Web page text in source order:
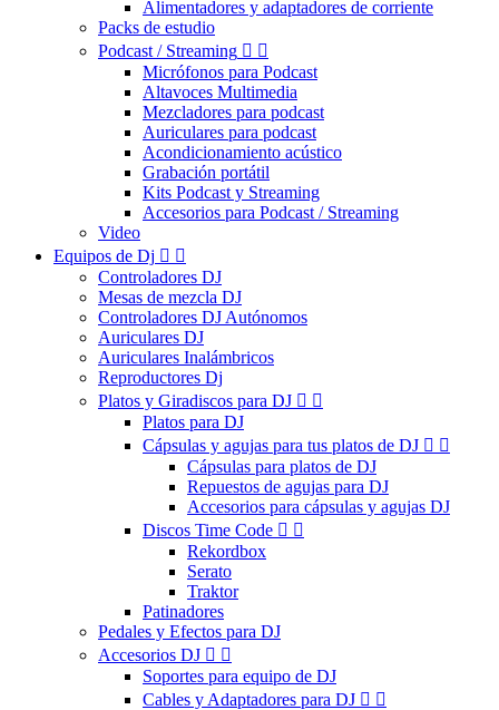
Alimentadores y adaptadores de corriente
Packs de estudio
Podcast / Streaming  
Micrófonos para Podcast
Altavoces Multimedia
Mezcladores para podcast
Auriculares para podcast
Acondicionamiento acústico
Grabación portátil
Kits Podcast y Streaming
Accesorios para Podcast / Streaming
Video
Equipos de Dj  
Controladores DJ
Mesas de mezcla DJ
Controladores DJ Autónomos
Auriculares DJ
Auriculares Inalámbricos
Reproductores Dj
Platos y Giradiscos para DJ  
Platos para DJ
Cápsulas y agujas para tus platos de DJ  
Cápsulas para platos de DJ
Repuestos de agujas para DJ
Accesorios para cápsulas y agujas DJ
Discos Time Code  
Rekordbox
Serato
Traktor
Patinadores
Pedales y Efectos para DJ
Accesorios DJ  
Soportes para equipo de DJ
Cables y Adaptadores para DJ  